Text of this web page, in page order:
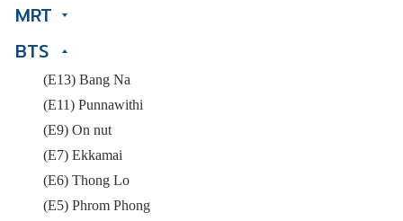
MRT
BTS
(E13) Bang Na
(E11) Punnawithi
(E9) On nut
(E7) Ekkamai
(E6) Thong Lo
(E5) Phrom Phong